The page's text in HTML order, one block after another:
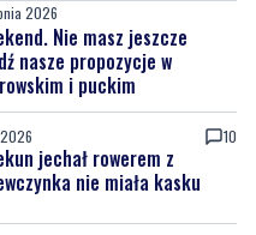
2026
Nie masz jeszcze
nasze propozycje w
i puckim
10
jechał rowerem z
nie miała kasku